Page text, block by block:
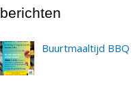
berichten
Buurtmaaltijd BBQ